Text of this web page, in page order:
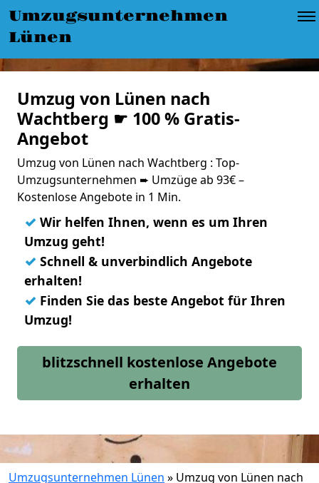
Umzugsunternehmen
Lünen
Umzug von Lünen nach
Wachtberg ☛ 100 % Gratis-
Angebot
Umzug von Lünen nach Wachtberg : Top-
Umzugsunternehmen ➨ Umzüge ab 93€ –
Kostenlose Angebote in 1 Min.
✓ Wir helfen Ihnen, wenn es um Ihren
Umzug geht!
✓ Schnell & unverbindlich Angebote
erhalten!
✓ Finden Sie das beste Angebot für Ihren
Umzug!
blitzschnell kostenlose Angebote
erhalten
Umzugsunternehmen Lünen » Umzug von Lünen nach